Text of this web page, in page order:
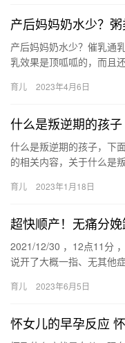
产后妈妈奶水少？
产后妈妈奶水少？催乳通
乳效果是顶呱呱的，而且
育儿 2023年4月6日
什么是叛逆期的孩
什么是叛逆期的孩子，下
的相关内容，关于什么是
么…
育儿 2023年1月18日
超快顺产！无痛分娩
2021/12/30 ，12点11分
说开了大概一指、无其他
育儿 2023年6月5日
怀女儿的早孕反应